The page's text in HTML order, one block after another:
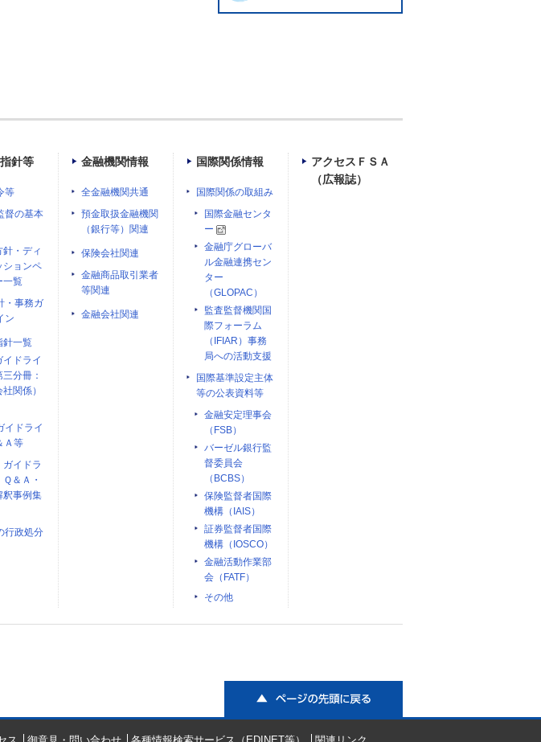
針等
等
督の基本
針・ディ
ションペ
一覧
・事務ガ
ン
針一覧
イドライ
分冊：
関係）
イドライ
Ａ等
ガイドラ
＆Ａ・
釈事例集
行政処分
金融機関情報
全金融機関共通
預金取扱金融機関
（銀行等）関連
保険会社関連
金融商品取引業者
等関連
金融会社関連
国際関係情報
国際関係の取組み
国際金融センタ
ー
金融庁グローバ
ル金融連携セン
ター
（GLOPAC）
監査監督機関国
際フォーラム
（IFIAR）事務
局への活動支援
国際基準設定主体
等の公表資料等
金融安定理事会
（FSB）
バーゼル銀行監
督委員会
（BCBS）
保険監督者国際
機構（IAIS）
証券監督者国際
機構（IOSCO）
金融活動作業部
会（FATF）
その他
アクセスＦＳＡ
（広報誌）